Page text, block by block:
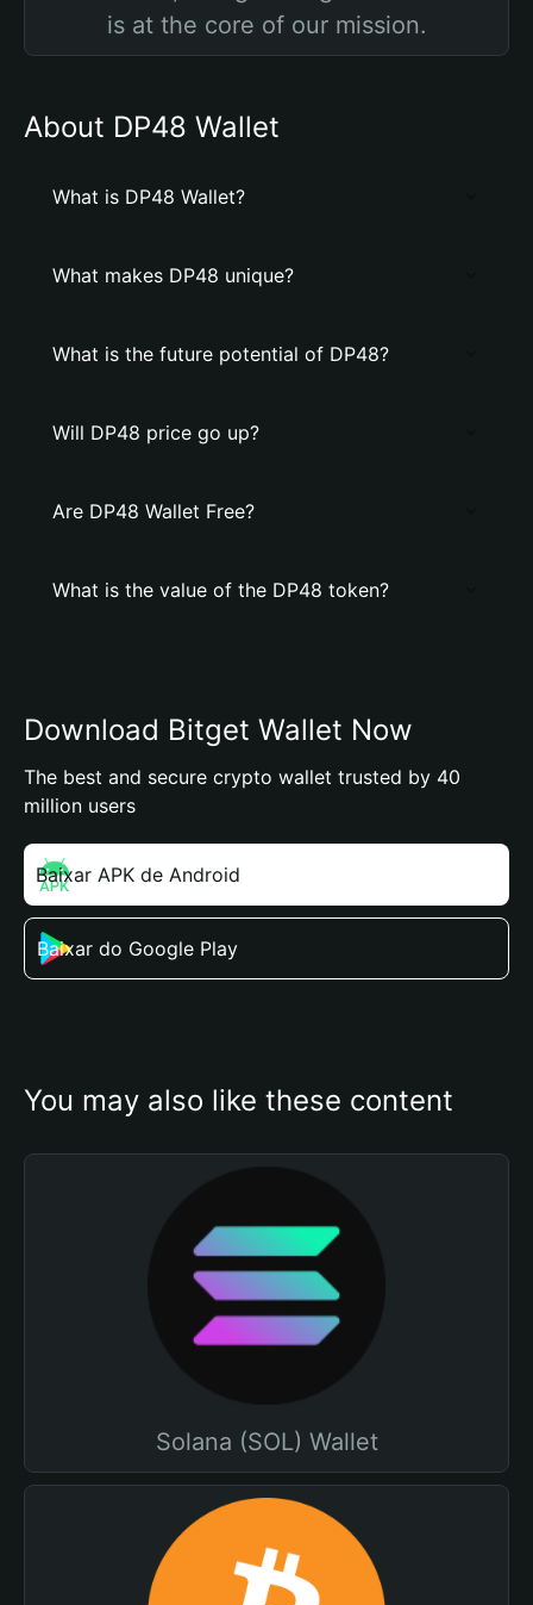
is at the core of our mission.
About DP48 Wallet
What is DP48 Wallet?
What makes DP48 unique?
What is the future potential of DP48?
Will DP48 price go up?
Are DP48 Wallet Free?
What is the value of the DP48 token?
Download Bitget Wallet Now
The best and secure crypto wallet trusted by 40
million users
Baixar APK de Android
Baixar do Google Play
You may also like these content
Solana (SOL) Wallet